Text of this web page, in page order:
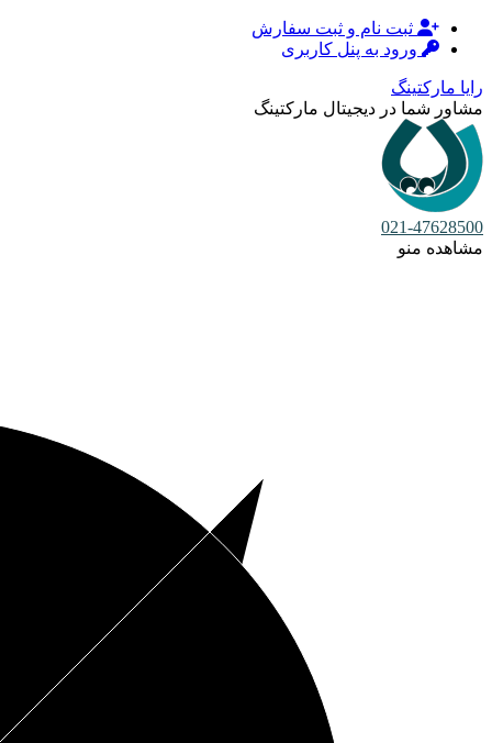
ثبت نام و ثبت سفارش
ورود به پنل کاربری
رایا مارکتینگ
مشاور شما در دیجیتال مارکتینگ
021-47628500
مشاهده منو